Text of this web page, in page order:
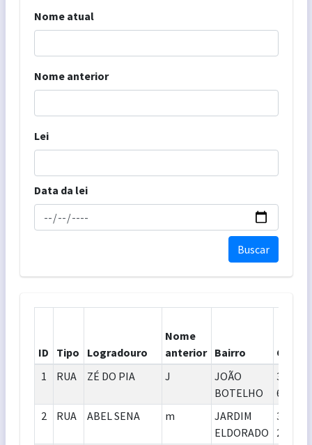
Nome atual
Nome anterior
Lei
Data da lei
Buscar
ID Tipo Logradouro
Nome
anterior Bairro
CEP
1
RUA ZÉ DO PIA J
JOÃO
BOTELHO
39.402-
616
2
RUA ABEL SENA m
JARDIM
ELDORADO
39.401-
275